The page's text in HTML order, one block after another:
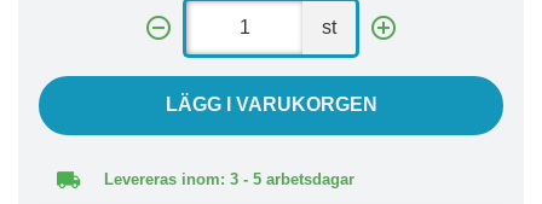
st
LÄGG I VARUKORGEN
Levereras inom: 3 - 5 arbetsdagar